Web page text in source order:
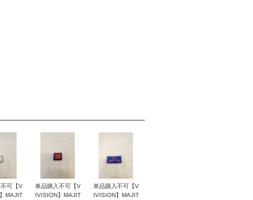
可【V
MAJIT
単品購入不可【V
IVISION】MAJIT
単品購入不可【V
IVISION】MAJIT